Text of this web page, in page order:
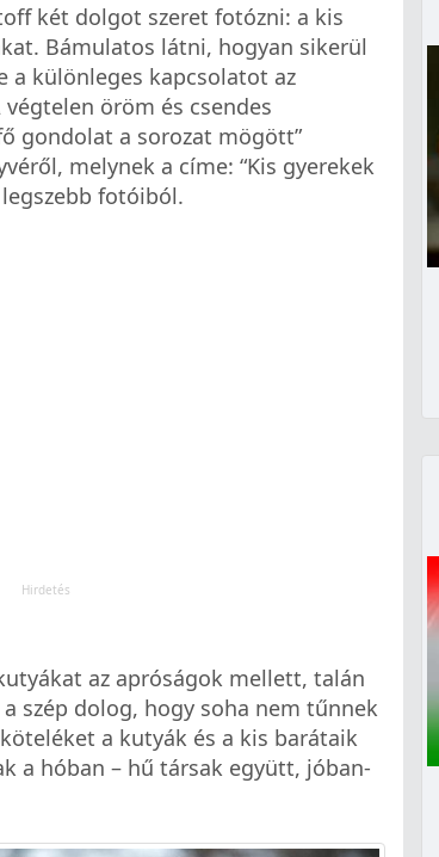
két dolgot szeret fotózni: a kis
Bámulatos látni, hogyan sikerül
különleges kapcsolatot az
öröm és csendes
gondolat a sorozat mögött”
melynek a címe: “Kis gyerekek
fotóiból.
az apróságok mellett, talán
szép dolog, hogy soha nem tűnnek
a kutyák és a kis barátaik
a hóban – hű társak együtt, jóban-